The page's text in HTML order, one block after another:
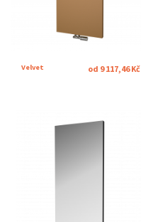
Velvet od 9 117,46 Kč